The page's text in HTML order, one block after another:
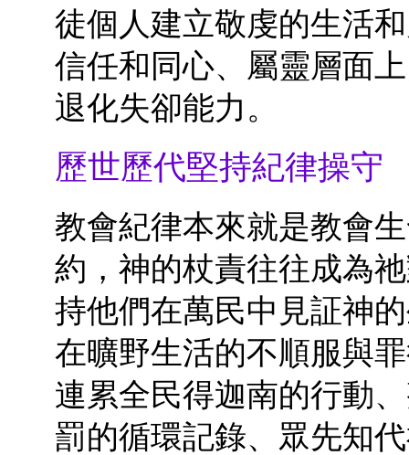
徒個人建立敬虔的生活
信任和同心、屬靈層面
退化失卻能力。
歷世歷代堅持紀律操守
教會紀律本來就是教會
約，神的杖責往往成為
持他們在萬民中見証神
在曠野生活的不順服與
連累全民得迦南的行動
罰的循環記錄、眾先知